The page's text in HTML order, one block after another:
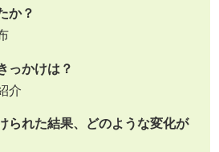
か？
っかけは？
介
られた結果、どのような変化が